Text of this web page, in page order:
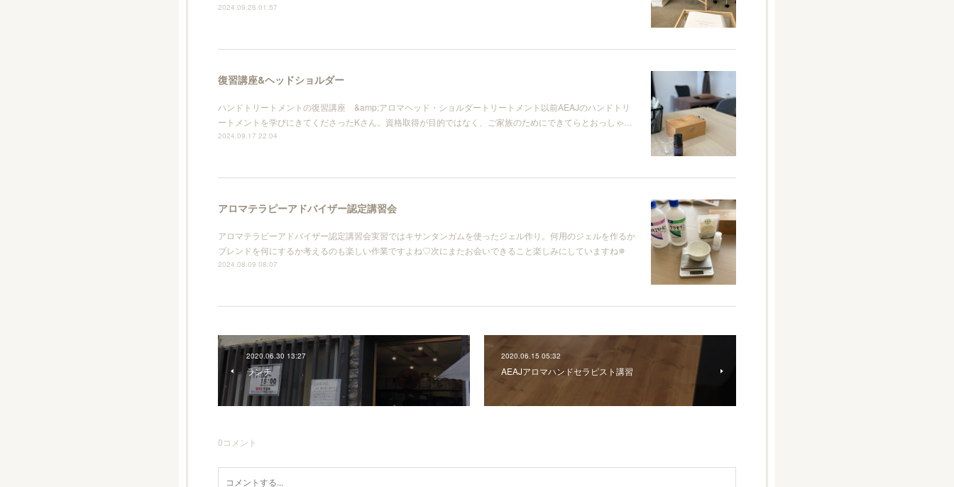
2024.09.26 01:57
復習講座&ヘッドショルダー
ハンドトリートメントの復習講座 &amp;アロマヘッド・ショルダートリートメント以前AEAJのハンドトリ
ートメントを学びにきてくださったKさん。資格取得が目的ではなく、ご家族のためにできてらとおっしゃ…
2024.09.17 22:04
アロマテラピーアドバイザー認定講習会
アロマテラピーアドバイザー認定講習会実習ではキサンタンガムを使ったジェル作り。何用のジェルを作るか
ブレンドを何にするか考えるのも楽しい作業ですよね♡次にまたお会いできること楽しみにしていますね✵
2024.08.09 08:07
2020.06.30 13:27
ランチ
2020.06.15 05:32
AEAJアロマハンドセラピスト講習
0コメント